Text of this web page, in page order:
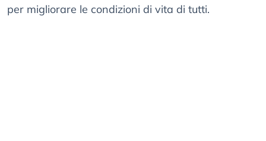
per migliorare le condizioni di vita di tutti.